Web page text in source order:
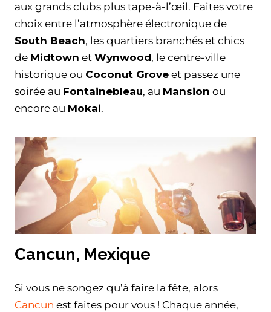
aux grands clubs plus tape-à-l’œil. Faites votre
choix entre l’atmosphère électronique de
South Beach, les quartiers branchés et chics
de Midtown et Wynwood, le centre-ville
historique ou Coconut Grove et passez une
soirée au Fontainebleau, au Mansion ou
encore au Mokai.
Cancun, Mexique
Si vous ne songez qu’à faire la fête, alors
Cancun est faites pour vous ! Chaque année,